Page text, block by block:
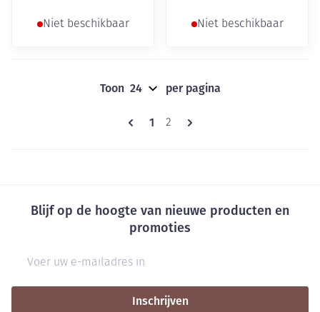
Niet beschikbaar Niet beschikbaar
Pagina's
U lees momenteel pagina
1 Pagina
2
Toon per pagina
Blijf op de hoogte van nieuwe producten en
promoties
Inschrijven